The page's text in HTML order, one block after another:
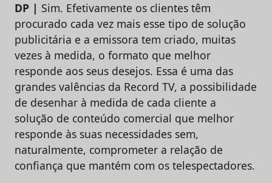
DP | Sim. Efetivamente os clientes têm
procurado cada vez mais esse tipo de solução
publicitária e a emissora tem criado, muitas
vezes à medida, o formato que melhor
responde aos seus desejos. Essa é uma das
grandes valências da Record TV, a possibilidade
de desenhar à medida de cada cliente a
solução de conteúdo comercial que melhor
responde às suas necessidades sem,
naturalmente, comprometer a relação de
confiança que mantém com os telespectadores.